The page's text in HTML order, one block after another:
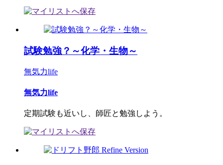
試験勉強？～化学・生物～
無気力life
無気力life
定期試験も近いし、師匠と勉強しよう。